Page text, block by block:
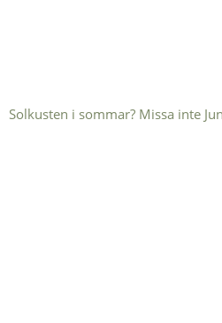
Solkusten i sommar? Missa inte